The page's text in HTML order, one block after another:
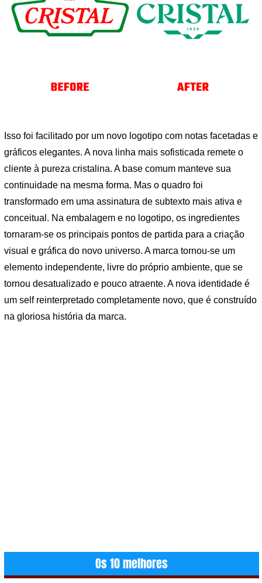
Isso foi facilitado por um novo logotipo com notas facetadas e
gráficos elegantes. A nova linha mais sofisticada remete o
cliente à pureza cristalina. A base comum manteve sua
continuidade na mesma forma. Mas o quadro foi
transformado em uma assinatura de subtexto mais ativa e
conceitual. Na embalagem e no logotipo, os ingredientes
tornaram-se os principais pontos de partida para a criação
visual e gráfica do novo universo. A marca tornou-se um
elemento independente, livre do próprio ambiente, que se
tornou desatualizado e pouco atraente. A nova identidade é
um self reinterpretado completamente novo, que é construído
na gloriosa história da marca.
Os 10 melhores